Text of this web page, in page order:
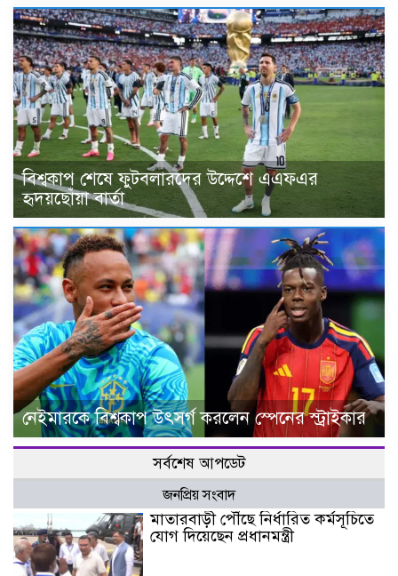
বিশ্বকাপ শেষে ফুটবলারদের উদ্দেশে এএফএর
হৃদয়ছোঁয়া বার্তা
নেইমারকে বিশ্বকাপ উৎসর্গ করলেন স্পেনের স্ট্রাইকার
সর্বশেষ আপডেট
জনপ্রিয় সংবাদ
মাতারবাড়ী পৌঁছে নির্ধারিত কর্মসূচিতে
যোগ দিয়েছেন প্রধানমন্ত্রী